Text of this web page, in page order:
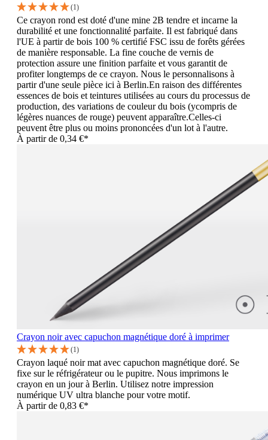
(1)
Ce crayon rond est doté d'une mine 2B tendre et incarne la
durabilité et une fonctionnalité parfaite. Il est fabriqué dans
l'UE à partir de bois 100 % certifié FSC issu de forêts gérées
de manière responsable. La fine couche de vernis de
protection assure une finition parfaite et vous garantit de
profiter longtemps de ce crayon. Nous le personnalisons à
partir d'une seule pièce ici à Berlin.En raison des différentes
essences de bois et teintures utilisées au cours du processus de
production, des variations de couleur du bois (ycompris de
légères nuances de rouge) peuvent apparaître.Celles-ci
peuvent être plus ou moins prononcées d'un lot à l'autre.
À partir de 0,34 €*
Crayon noir avec capuchon magnétique doré à imprimer
(1)
Crayon laqué noir mat avec capuchon magnétique doré. Se
fixe sur le réfrigérateur ou le pupitre. Nous imprimons le
crayon en un jour à Berlin. Utilisez notre impression
numérique UV ultra blanche pour votre motif.
À partir de 0,83 €*